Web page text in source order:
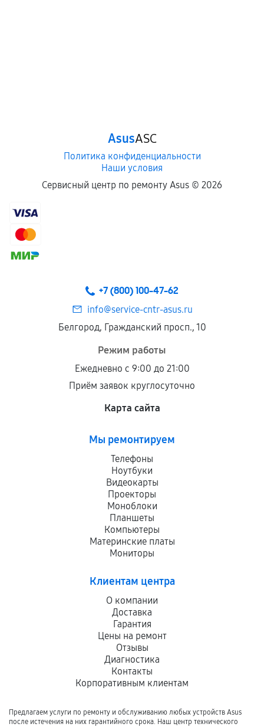
AsusASC
Политика конфиденциальности
Наши условия
Сервисный центр по ремонту Asus © 2026
+7 (800) 100-47-62
info@service-cntr-asus.ru
Белгород, Гражданский просп., 10
Режим работы
Ежедневно с 9:00 до 21:00
Приём заявок круглосуточно
Карта сайта
Мы ремонтируем
Телефоны
Ноутбуки
Видеокарты
Проекторы
Моноблоки
Планшеты
Компьютеры
Материнские платы
Мониторы
Клиентам центра
О компании
Доставка
Гарантия
Цены на ремонт
Отзывы
Диагностика
Контакты
Корпоративным клиентам
Предлагаем услуги по ремонту и обслуживанию любых устройств Asus
после истечения на них гарантийного срока. Наш центр технического